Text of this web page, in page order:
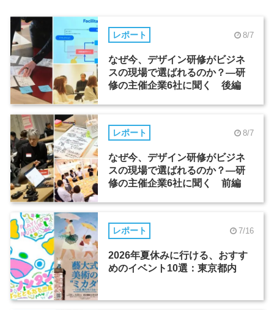
レポート 8/7
なぜ今、デザイン研修がビジネ
スの現場で選ばれるのか？―研
修の主催企業6社に聞く 後編
レポート 8/7
なぜ今、デザイン研修がビジネ
スの現場で選ばれるのか？―研
修の主催企業6社に聞く 前編
レポート 7/16
2026年夏休みに行ける、おすす
めのイベント10選：東京都内